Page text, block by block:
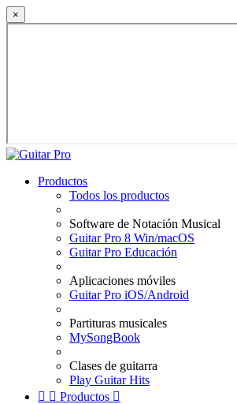
×
Productos
Todos los productos
Software de Notación Musical
Guitar Pro 8 Win/macOS
Guitar Pro Educación
Aplicaciones móviles
Guitar Pro iOS/Android
Partituras musicales
MySongBook
Clases de guitarra
Play Guitar Hits
  Productos 